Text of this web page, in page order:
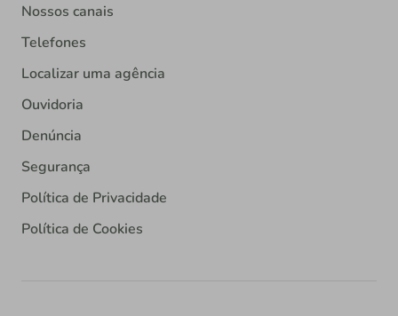
Nossos canais
Telefones
Localizar uma agência
Ouvidoria
Denúncia
Segurança
Política de Privacidade
Política de Cookies